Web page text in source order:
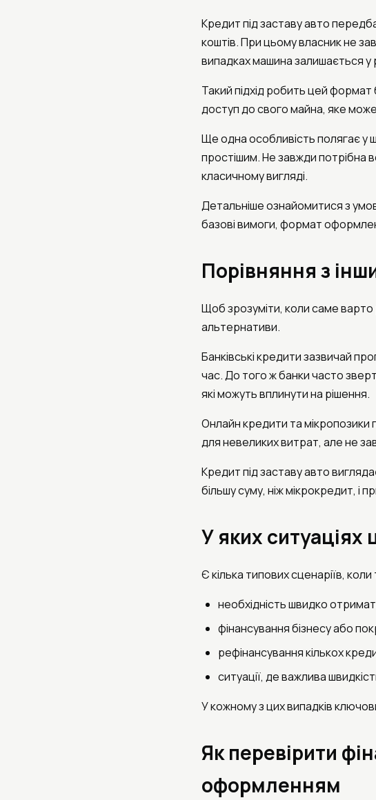
Кредит під заставу авто
коштів. При цьому власник не
випадках машина залишається
Такий підхід робить цей
доступ до свого майна, яке
Ще одна особливість полягає у
простішим. Не завжди потрібна
класичному вигляді.
Детальніше ознайомитися з
базові вимоги, формат
Порівняння з
Щоб зрозуміти, коли саме
альтернативи.
Банківські кредити зазвичай
час. До того ж банки часто
які можуть вплинути на рішення.
Онлайн кредити та
для невеликих витрат, але не
Кредит під заставу авто
більшу суму, ніж мікрокредит, і
У яких
Є кілька типових сценаріїв,
необхідність швидко
фінансування бізнесу або
рефінансування кількох
ситуації, де важлива
У кожному з цих випадків
Як перевірити
оформленням